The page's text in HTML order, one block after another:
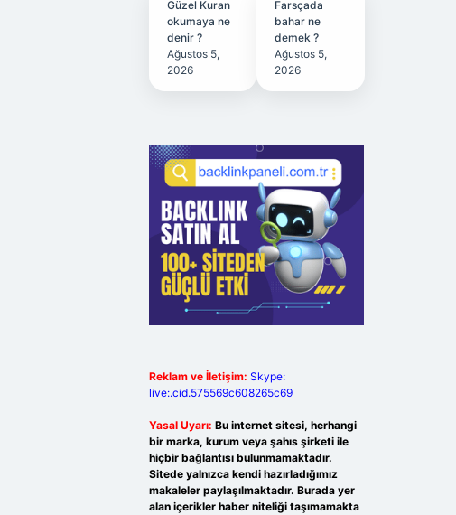
Güzel Kuran
okumaya ne
denir ?
Ağustos 5,
2026
Farsçada
bahar ne
demek ?
Ağustos 5,
2026
Reklam ve İletişim: Skype:
live:.cid.575569c608265c69
Yasal Uyarı: Bu internet sitesi, herhangi
bir marka, kurum veya şahıs şirketi ile
hiçbir bağlantısı bulunmamaktadır.
Sitede yalnızca kendi hazırladığımız
makaleler paylaşılmaktadır. Burada yer
alan içerikler haber niteliği taşımamakta